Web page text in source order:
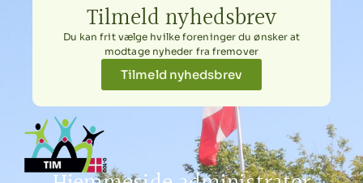
Tilmeld nyhedsbrev
Du kan frit vælge hvilke foreninger du ønsker at
modtage nyheder fra fremover
Tilmeld nyhedsbrev